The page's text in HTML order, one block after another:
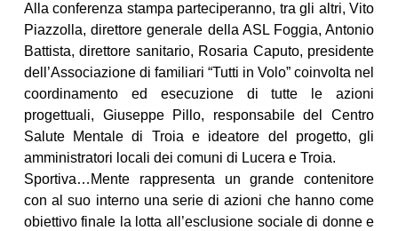
Alla conferenza stampa parteciperanno, tra gli altri, Vito
Piazzolla, direttore generale della ASL Foggia, Antonio
Battista, direttore sanitario, Rosaria Caputo, presidente
dell’Associazione di familiari “Tutti in Volo” coinvolta nel
coordinamento ed esecuzione di tutte le azioni
progettuali, Giuseppe Pillo, responsabile del Centro
Salute Mentale di Troia e ideatore del progetto, gli
amministratori locali dei comuni di Lucera e Troia.
Sportiva…Mente rappresenta un grande contenitore
con al suo interno una serie di azioni che hanno come
obiettivo finale la lotta all’esclusione sociale di donne e